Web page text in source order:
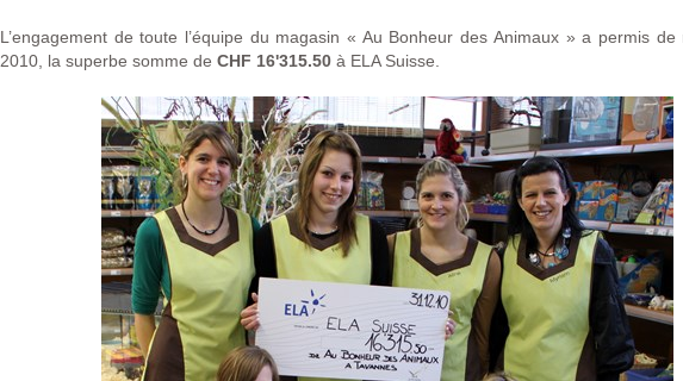
L’engagement de toute l’équipe du magasin « Au Bonheur des Animaux » a permis de
2010, la superbe somme de CHF 16'315.50à ELA Suisse.